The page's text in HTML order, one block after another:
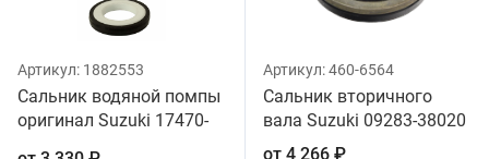
Артикул: 1882553
Сальник водяной помпы
оригинал Suzuki 17470-
Артикул:460-6564
Сальник вторичного
вала Suzuki 09283-38020
от 4 266₽